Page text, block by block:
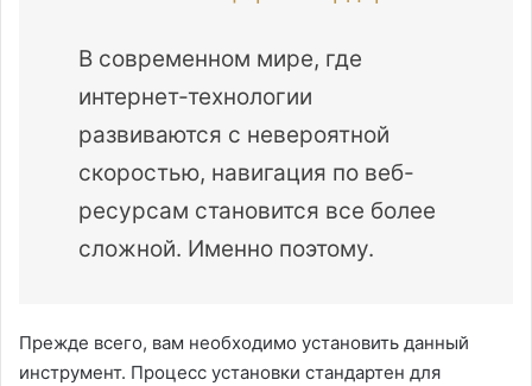
В современном мире, где
интернет-технологии
развиваются с невероятной
скоростью, навигация по веб-
ресурсам становится все более
сложной. Именно поэтому.
Прежде всего, вам необходимо установить данный
инструмент. Процесс установки стандартен для